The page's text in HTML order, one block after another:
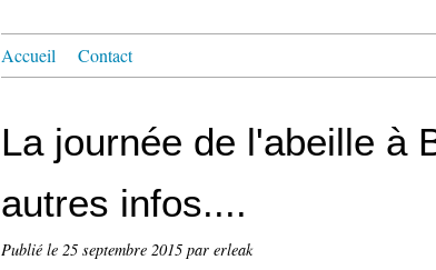
Accueil Contact
La journée de l'abeille à
autres infos....
Publié le 25 septembre 2015 par erleak